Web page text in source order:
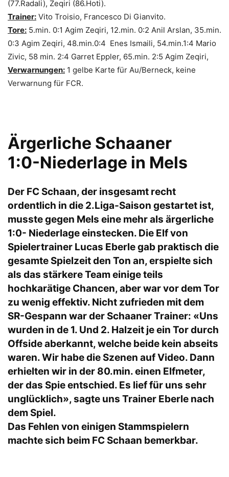
(77.Radali), Zeqiri (86.Hoti).
Trainer: Vito Troisio, Francesco Di Gianvito.
Tore: 5.min. 0:1 Agim Zeqiri, 12.min. 0:2 Anil Arslan, 35.min.
0:3 Agim Zeqiri, 48.min.0:4 Enes Ismaili, 54.min.1:4 Mario
Zivic, 58 min. 2:4 Garret Eppler, 65.min. 2:5 Agim Zeqiri,
Verwarnungen: 1 gelbe Karte für Au/Berneck, keine
Verwarnung für FCR.
Ärgerliche Schaaner
1:0-Niederlage in Mels
Der FC Schaan, der insgesamt recht
ordentlich in die 2.Liga-Saison gestartet ist,
musste gegen Mels eine mehr als ärgerliche
1:0- Niederlage einstecken. Die Elf von
Spielertrainer Lucas Eberle gab praktisch die
gesamte Spielzeit den Ton an, erspielte sich
als das stärkere Team einige teils
hochkarätige Chancen, aber war vor dem Tor
zu wenig effektiv. Nicht zufrieden mit dem
SR-Gespann war der Schaaner Trainer: «Uns
wurden in de 1. Und 2. Halzeit je ein Tor durch
Offside aberkannt, welche beide kein abseits
waren. Wir habe die Szenen auf Video. Dann
erhielten wir in der 80.min. einen Elfmeter,
der das Spie entschied. Es lief für uns sehr
unglücklich», sagte uns Trainer Eberle nach
dem Spiel.
Das Fehlen von einigen Stammspielern
machte sich beim FC Schaan bemerkbar.